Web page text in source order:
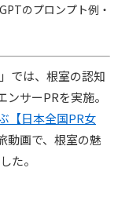
のプロンプト例・
」では、根室の認知
サーPRを実施。
【日本全国PR女
動画で、根室の魅
た。